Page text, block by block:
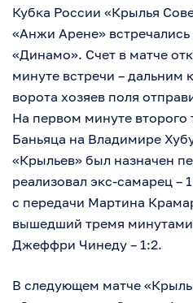
Кубка России «Крылья
«Анжи Арене»
«Динамо». Счет в матче
минуте встречи –
ворота хозяев поля
На первом минуте
Баньяца на Владимире
«Крыльев» был назначен
реализовал экс-самарец –
с передачи Мартина
вышедший тремя
Джеффри Чинеду – 1:2.
В следующем матче